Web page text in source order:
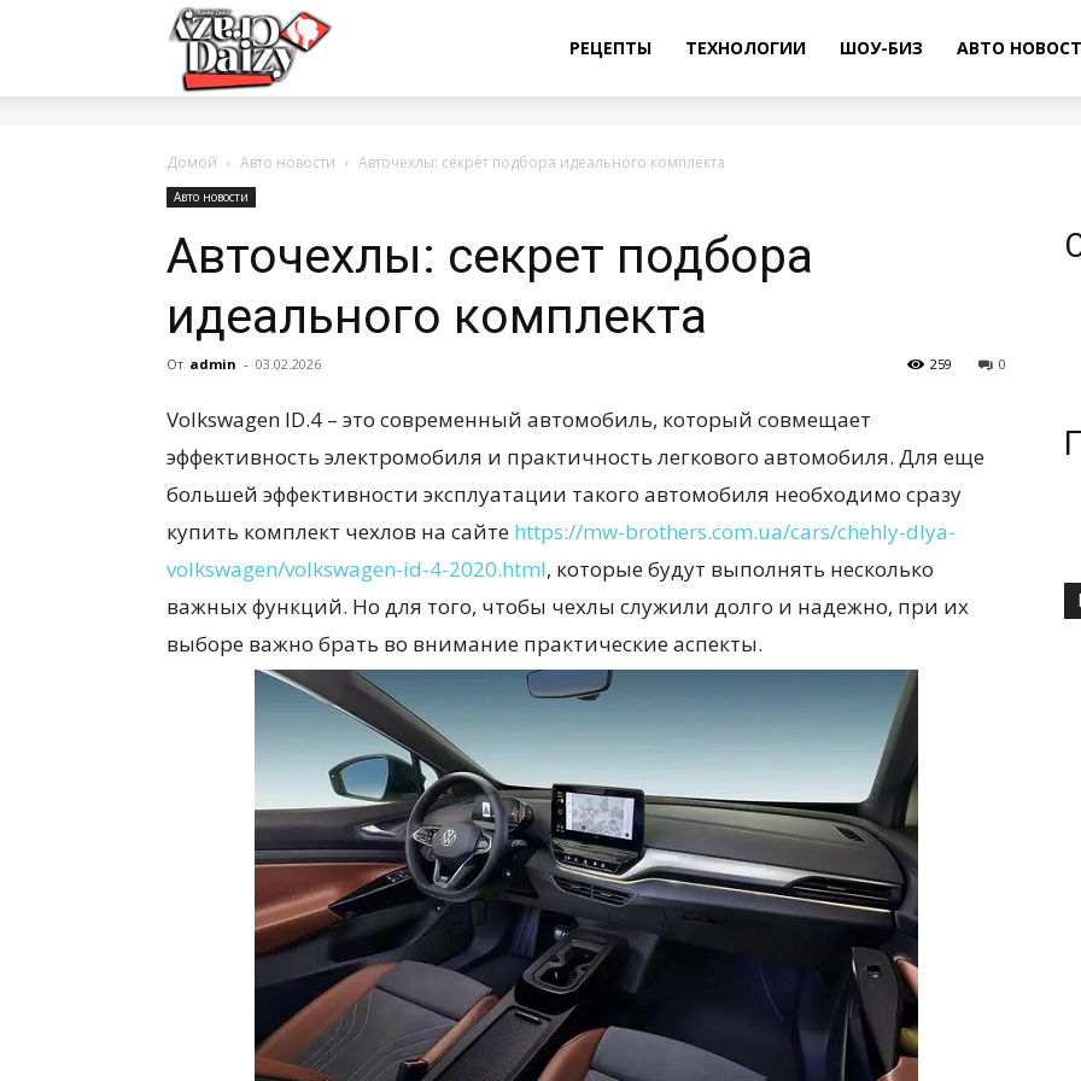
сумашедшие
новости
обо
РЕЦЕПТЫ ТЕХНОЛОГИИ ШОУ-БИЗ АВТО
Домой Авто новости Авточехлы: секрет подбора идеального комплекта
Авто новости
Авточехлы: секрет подбора
идеального комплекта
От admin - 03.02.2026 0
259
Volkswagen ID.4 – это современный автомобиль, который совмещает
эффективность электромобиля и практичность легкового автомобиля. Для еще
большей эффективности эксплуатации такого автомобиля необходимо сразу
купить комплект чехлов на сайте https://mw-brothers.com.ua/cars/chehly-dlya-
volkswagen/volkswagen-id-4-2020.html, которые будут выполнять несколько
важных функций. Но для того, чтобы чехлы служили долго и надежно, при их
выборе важно брать во внимание практические аспекты.